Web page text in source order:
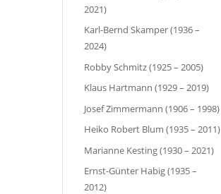
2021)
Karl-Bernd Skamper (1936 –
2024)
Robby Schmitz (1925 – 2005)
Klaus Hartmann (1929 – 2019)
Josef Zimmermann (1906 – 1998)
Heiko Robert Blum (1935 – 2011)
Marianne Kesting (1930 – 2021)
Ernst-Günter Habig (1935 –
2012)